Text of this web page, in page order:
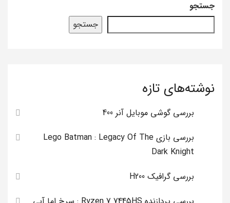
جستجو
جستجو
نوشته‌های تازه
بررسی گوشی موبایل آنر 400
بررسی بازی Lego Batman : Legacy Of The
Dark Knight
بررسی گرافیک H200